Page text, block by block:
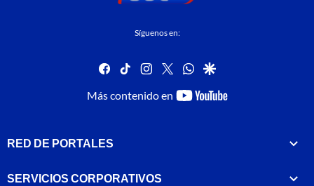
Síguenos en:
facebook
tiktok instagram
twitterwhatsapp
google
Más contenido en
youtube-
RED DE PORTALES
SERVICIOS CORPORATIVOS